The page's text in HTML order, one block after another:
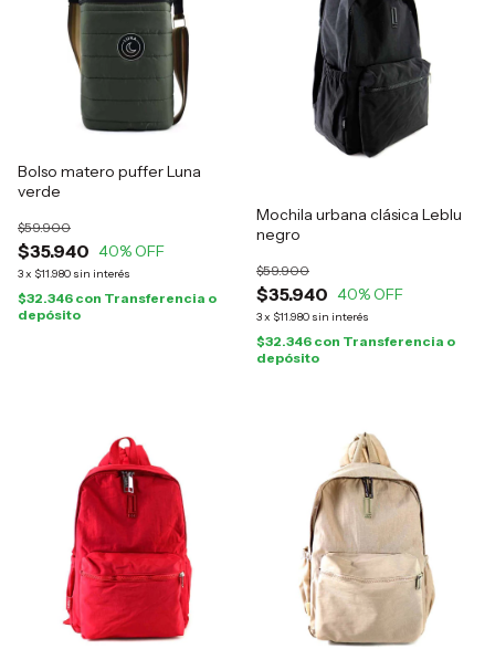
Bolso matero puffer Luna
verde
$35.940
$59.900
40% OFF
3x $11.980 sin interés
$32.346 con Transferencia o
depósito
Mochila urbana clásica Leblu
negro
$35.940
$59.900
40% OFF
3x $11.980 sin interés
$32.346 con Transferencia o
depósito